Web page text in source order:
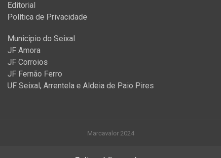
Editorial
Política de Privacidade
Municipio do Seixal
JF Amora
JF Corroios
JF Fernão Ferro
UF Seixal, Arrentela e Aldeia de Paio Pires
Marcavalor 2024